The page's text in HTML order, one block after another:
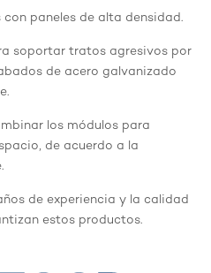
paneles de alta densidad.
soportar tratos agresivos por
de acero galvanizado
los módulos para
de acuerdo a la
de experiencia y la calidad
estos productos.